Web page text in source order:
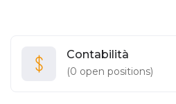
Contabilità
(0 open positions)